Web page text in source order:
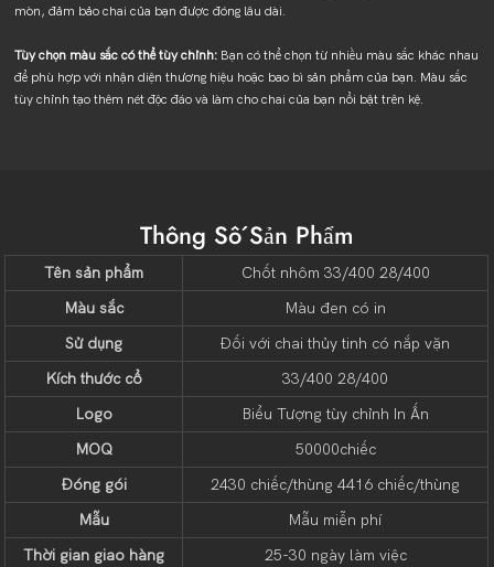
mòn, đảm bảo chai của bạn được đóng lâu dài.
Tùy chọn màu sắc có thể tùy chỉnh: Bạn có thể chọn từ nhiều màu sắc khác nhau
để phù hợp với nhận diện thương hiệu hoặc bao bì sản phẩm của bạn. Màu sắc
tùy chỉnh tạo thêm nét độc đáo và làm cho chai của bạn nổi bật trên kệ.
Thông Số Sản Phẩm
Tên sản phẩm
Chốt nhôm 33/400 28/400
Màu sắc
Màu đen có in
Sử dụng
Đối với chai thủy tinh có nắp vặn
Kích thước cổ
33/400 28/400
Logo
Biểu Tượng tùy chỉnh In Ấn
MOQ
50000chiếc
Đóng gói
2430 chiếc/thùng 4416 chiếc/thùng
Mẫu
Mẫu miễn phí
Thời gian giao hàng
25-30 ngày làm việc